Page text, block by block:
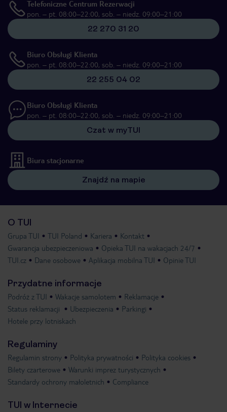
Telefoniczne Centrum Rezerwacji
pon. – pt. 08:00–22:00, sob. – niedz. 09:00–21:00
22 270 31 20
Biuro Obsługi Klienta
pon. – pt. 08:00–22:00, sob. – niedz. 09:00–21:00
22 255 04 02
Biuro Obsługi Klienta
pon. – pt. 08:00–22:00, sob. – niedz. 09:00–21:00
Czat w myTUI
Biura stacjonarne
Znajdź na mapie
O TUI
Grupa TUI TUI Poland Kariera
Kontakt
Gwarancja ubezpieczeniowa
Opieka TUI na wakacjach 24/7
TUI.cz
Dane osobowe Aplikacja mobilna TUI Opinie TUI
Przydatne informacje
Podróż z TUI Wakacje samolotem
Reklamacje
Status reklamacji
Ubezpieczenia
Parkingi
Hotele przy lotniskach
Regulaminy
Regulamin strony Polityka prywatności
Polityka cookies
Bilety czarterowe
Warunki imprez turystycznych
Standardy ochrony małoletnich
Compliance
TUI w Internecie